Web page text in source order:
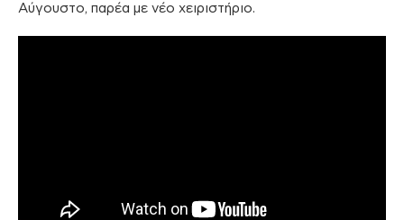
Αύγουστο, παρέα με νέο χειριστήριο.